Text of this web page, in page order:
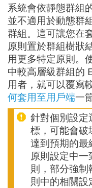
系統會依靜態群組
並不適用於動態群
群組。這可讓您在
原則置於群組樹狀
用更多特定原則。
中較高層級群組的
用者，就可以覆寫
何套用至用戶端一
針對個別設定
標，可能會破
達到預期的最
原則設定中一
則，部分強
則中的相關設